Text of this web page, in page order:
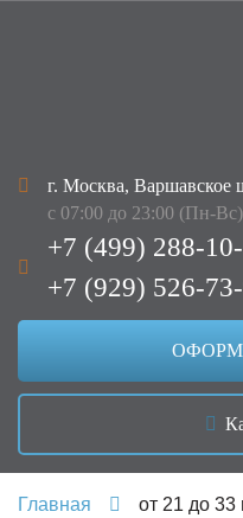
г. Москва, Варшавское
с 07:00 до 23:00 (Пн-Вс)
+7 (499) 288-
+7 (929) 526-
Главная от 21 до 33